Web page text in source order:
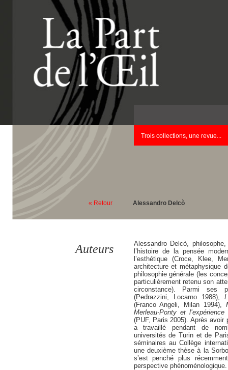
Trois collections, une revue...
« Retour Alessandro Delcò
Auteurs
Alessandro Delcò,
l’histoire de la pensée
l’esthétique (Croce, Klee,
architecture et métaphysique
philosophie générale (les
particulièrement retenu son
circonstance). Parmi ses
(Pedrazzini, Locarno 1988),
(Franco Angeli, Milan 1994),
Merleau-Ponty et
(PUF, Paris 2005). Après avoir
a travaillé pendant de
universités de Turin et de
séminaires au Collège
une deuxième thèse à la
s’est penché plus
perspective phénoménologique.